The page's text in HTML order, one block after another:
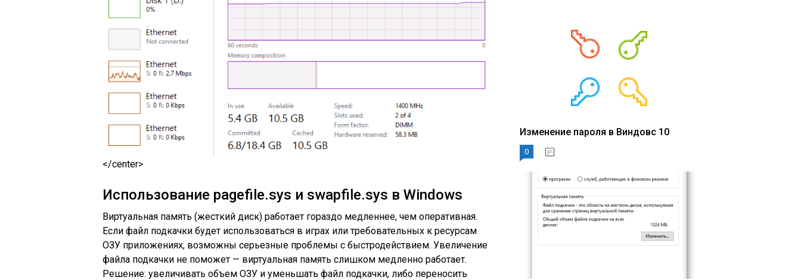
</center>
Использование pagefile.sys и swapfile.sys в Windows
Виртуальная память (жесткий диск) работает гораздо медленнее, чем оперативная.
Если файл подкачки будет использоваться в играх или требовательных к ресурсам
ОЗУ приложениях, возможны серьезные проблемы с быстродействием. Увеличение
файла подкачки не поможет — виртуальная память слишком медленно работает.
Решение: увеличивать объем ОЗУ и уменьшать файл подкачки, либо переносить
Изменение пароля в Виндовс 10
0